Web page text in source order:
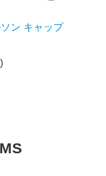
ン キャップ